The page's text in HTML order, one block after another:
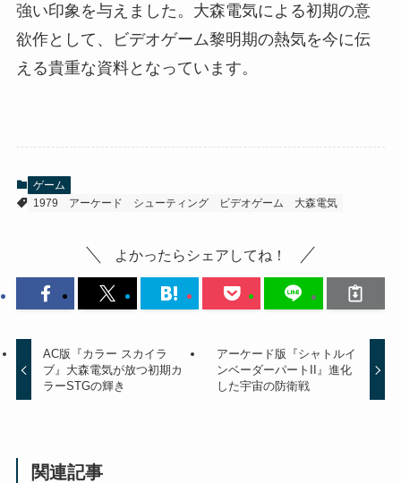
強い印象を与えました。大森電気による初期の意
欲作として、ビデオゲーム黎明期の熱気を今に伝
える貴重な資料となっています。
ゲーム
1979
アーケード シューティング ビデオゲーム 大森電気
よかったらシェアしてね！
AC版『カラー スカイラ
ブ』大森電気が放つ初期カ
ラーSTGの輝き
アーケード版『シャトルイ
ンベーダーパートII』進化
した宇宙の防衛戦
関連記事